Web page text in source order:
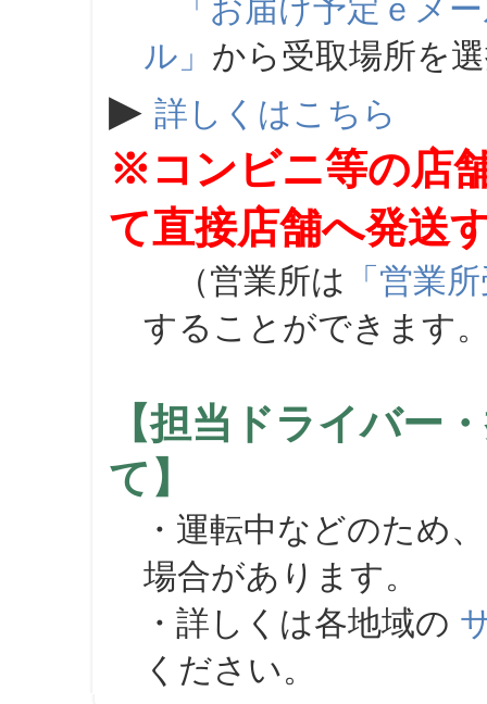
「お届け予定ｅメ
ル」 から受取場所を
▶ 詳しくはこちら
※コンビニ等の店
て直接店舗へ発送
（営業所は 「営業
することができます
【担当ドライバー
て】
・運転中などのため
場合があります。
・詳しくは各地域の
ください。